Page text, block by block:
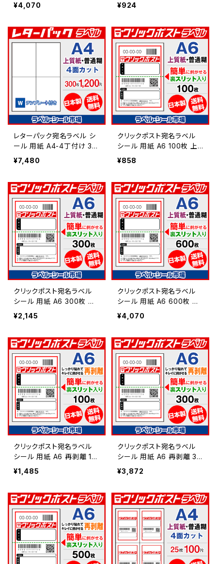
¥4,070 ¥924
レターパック宛名ラベル シ
ール 用紙 A4-4丁付け 30
0枚 上質紙【日本製】
¥7,480
クリックポスト宛名ラベル
シール 用紙 A6 100枚 上
質紙【日本製】
¥858
クリックポスト宛名ラベル
シール 用紙 A6 300枚 上
質紙【日本製】
¥2,145
クリックポスト宛名ラベル
シール 用紙 A6 600枚 上
質紙【日本製】
¥4,070
クリックポスト宛名ラベル
シール 用紙 A6 再剥離 10
0枚 上質紙【日本製】
¥1,485
クリックポスト宛名ラベル
シール 用紙 A6 再剥離 30
0枚 上質紙【日本製】
¥3,872